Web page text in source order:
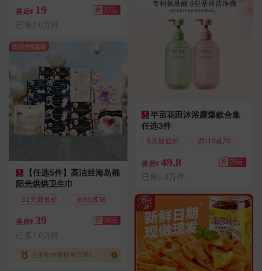
券后¥ 19 券 32元
已售2.0万件
【任选5件】高洁丝海岛棉
阳光烘烘卫生巾
32天最低价 满65减16
券后¥ 39 券 16元
已售1.0万件
卫生巾热搜榜单TOP3
半亩花田沐浴露爆款合集
任选3件
8天最低价 满119减70
券后¥ 49.8 券 70元
已售1.0万件